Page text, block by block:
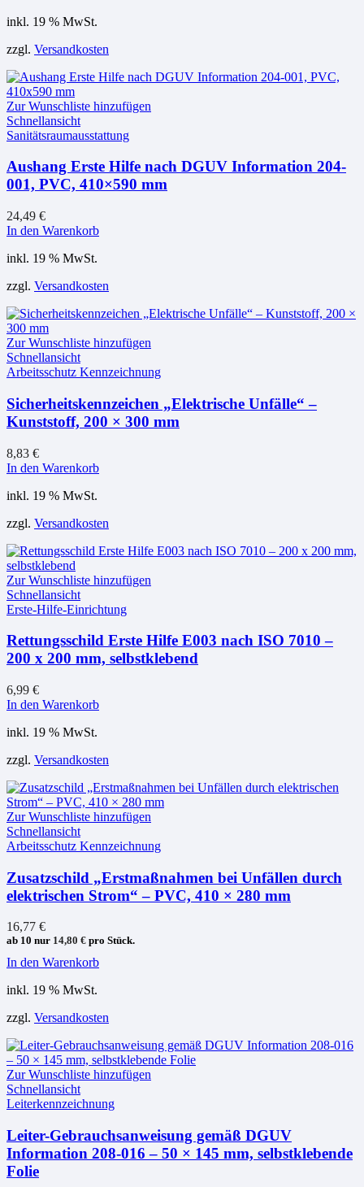
inkl. 19 % MwSt.
zzgl. Versandkosten
Zur Wunschliste hinzufügen
Schnellansicht
Sanitätsraumausstattung
Aushang Erste Hilfe nach DGUV Information 204-
001, PVC, 410×590 mm
24,49 €
In den Warenkorb
inkl. 19 % MwSt.
zzgl. Versandkosten
Zur Wunschliste hinzufügen
Schnellansicht
Arbeitsschutz Kennzeichnung
Sicherheitskennzeichen „Elektrische Unfälle“ –
Kunststoff, 200 × 300 mm
8,83 €
In den Warenkorb
inkl. 19 % MwSt.
zzgl. Versandkosten
Zur Wunschliste hinzufügen
Schnellansicht
Erste-Hilfe-Einrichtung
Rettungsschild Erste Hilfe E003 nach ISO 7010 –
200 x 200 mm, selbstklebend
6,99 €
In den Warenkorb
inkl. 19 % MwSt.
zzgl. Versandkosten
Zur Wunschliste hinzufügen
Schnellansicht
Arbeitsschutz Kennzeichnung
Zusatzschild „Erstmaßnahmen bei Unfällen durch
elektrischen Strom“ – PVC, 410 × 280 mm
16,77 €
ab 10 nur 14,80 € pro Stück.
In den Warenkorb
inkl. 19 % MwSt.
zzgl. Versandkosten
Zur Wunschliste hinzufügen
Schnellansicht
Leiterkennzeichnung
Leiter-Gebrauchsanweisung gemäß DGUV
Information 208-016 – 50 × 145 mm, selbstklebende
Folie